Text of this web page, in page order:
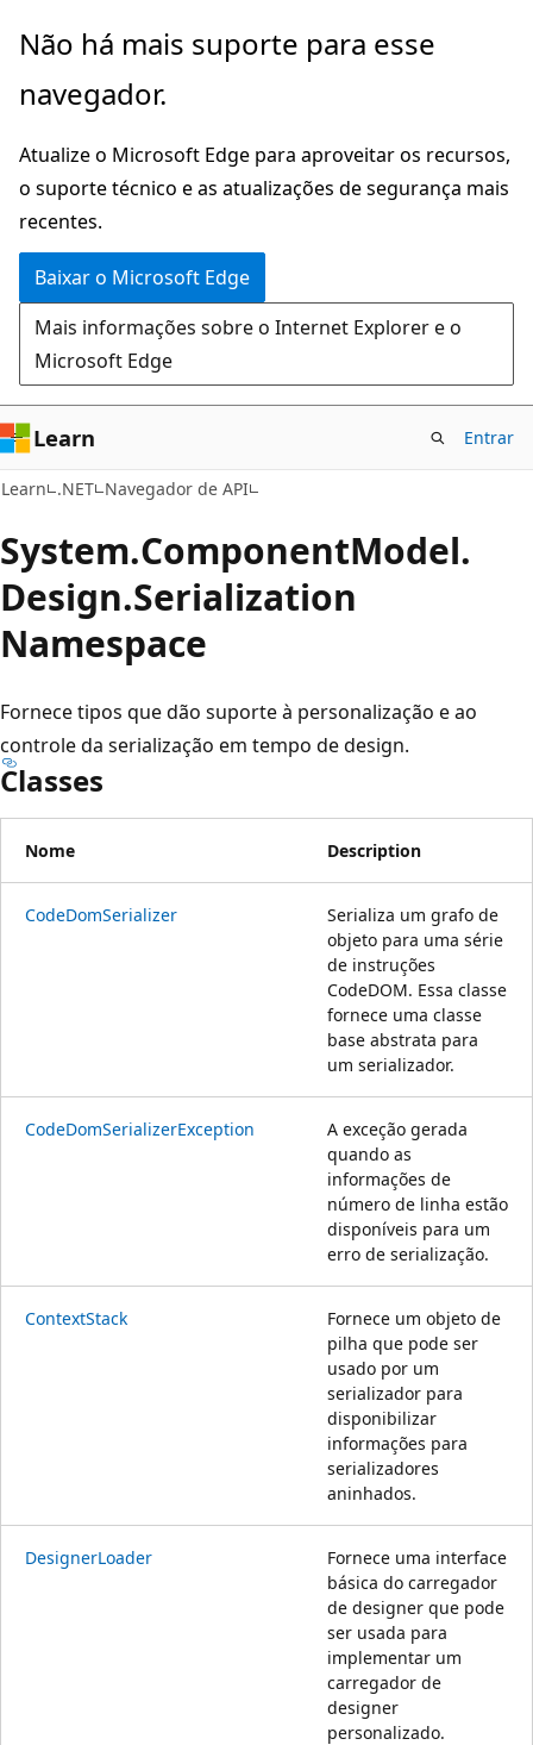
Pular
o
principal
Ignore
passe
a
navegação
na
página
Não há mais suporte para esse
navegador.
Atualize o Microsoft Edge para aproveitar os recursos,
o suporte técnico e as atualizações de segurança mais
recentes.
Baixar o Microsoft Edge
Mais informações sobre o Internet Explorer e o
Microsoft Edge
Learn Entrar
Learn .NET Navegador de API
System.ComponentModel.
Design.Serialization
Namespace
Fornece tipos que dão suporte à personalização e ao
controle da serialização em tempo de design.
Classes
Nome Description
CodeDomSerializer
Serializa um grafo de
objeto para uma série
de instruções
CodeDOM. Essa classe
fornece uma classe
base abstrata para
um serializador.
CodeDomSerializerException
A exceção gerada
quando as
informações de
número de linha estão
disponíveis para um
erro de serialização.
ContextStack
Fornece um objeto de
pilha que pode ser
usado por um
serializador para
disponibilizar
informações para
serializadores
aninhados.
DesignerLoader
Fornece uma interface
básica do carregador
de designer que pode
ser usada para
implementar um
carregador de
designer
personalizado.